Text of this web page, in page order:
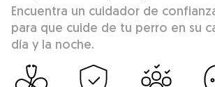
Encuentra un cuidador de
para que cuide de tu perro en su
día y la noche.